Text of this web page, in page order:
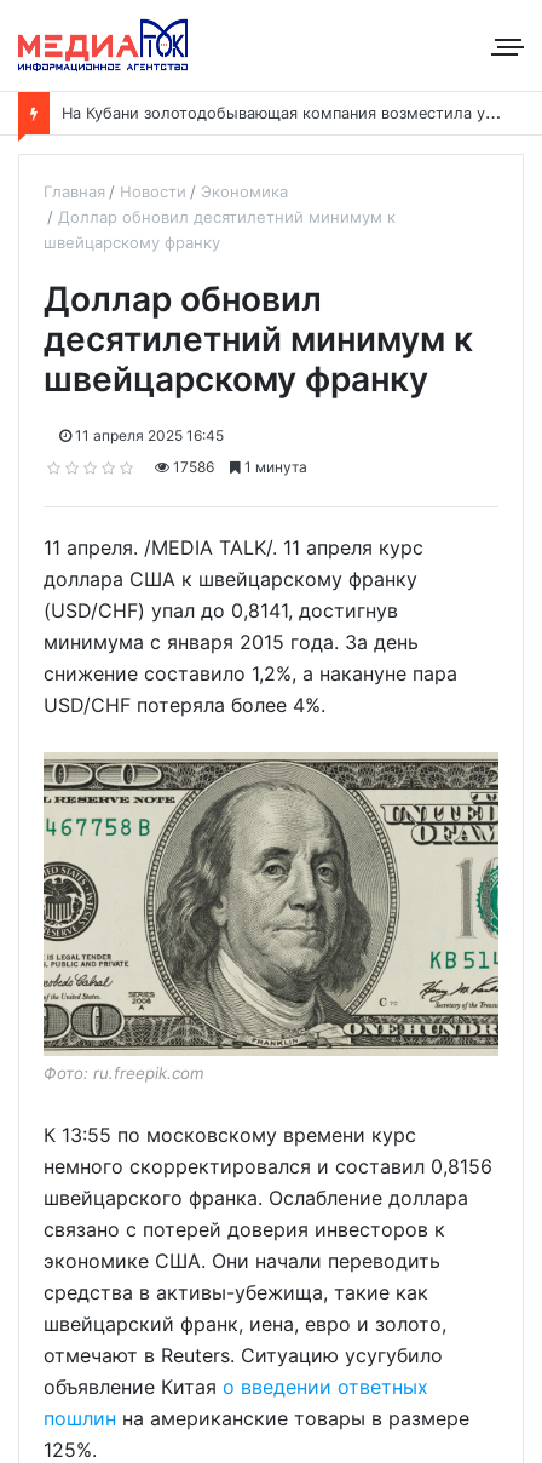
Н
а Кубани золотодобывающая компания возместила ущерб рекам на сумму почти 28 млн рублей
Главная Новости
Экономика
Доллар обновил десятилетний минимум к
швейцарскому франку
Доллар обновил
десятилетний минимум к
швейцарскому франку
11 апреля 2025 16:45
17586
1 минута
11 апреля. /MEDIA TALK/. 11 апреля курс
доллара США к швейцарскому франку
(USD/CHF) упал до 0,8141, достигнув
минимума с января 2015 года. За день
снижение составило 1,2%, а накануне пара
USD/CHF потеряла более 4%.
Фото: ru.freepik.com
К 13:55 по московскому времени курс
немного скорректировался и составил 0,8156
швейцарского франка. Ослабление доллара
связано с потерей доверия инвесторов к
экономике США. Они начали переводить
средства в активы-убежища, такие как
швейцарский франк, иена, евро и золото,
отмечают в Reuters. Ситуацию усугубило
объявление Китая о введении ответных
пошлин на американские товары в размере
125%.